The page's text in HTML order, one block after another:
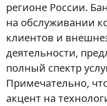
регионе России.
на обслуживании
клиентов и
деятельности,
полный спектр
Примечательно,
акцент на